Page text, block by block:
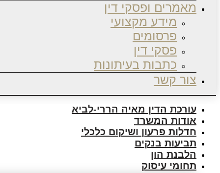
מאמרים ופסקי דין
מידע מקצועי
פרסומים
פסקי דין
כתבות בעיתונות
צור קשר
עורכת הדין מאיה הררי-לביא
אודות המשרד
חדלות פרעון ושיקום כלכלי
תביעות בנקים
הלבנת הון
תחומי עיסוק